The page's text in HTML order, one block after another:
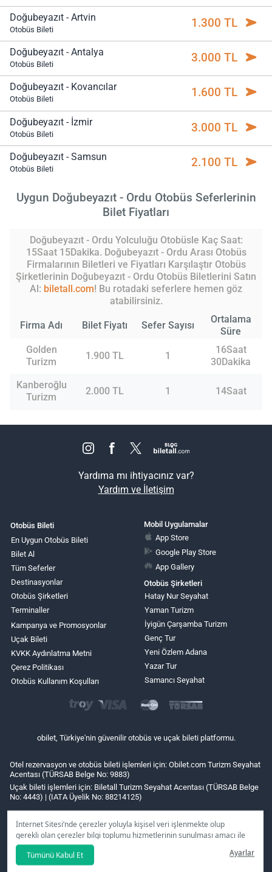
İnternet Sitesi’nde çerezler yoluyla kişisel veri işlenmekte olup
gerekli olan çerezler bilgi toplumu hizmetlerinin sunulması amacı ile
kullanılmaktadır. Tercihleriniz doğrultusunda size özel
kişiselleştirilmiş çerezleri ve özel kampanyaları
seçeneğine
tıklamanız halinde kullanımınıza sunamayacağız.
Tümünü Kabul Et Ayarlar
Doğubeyazıt - Artvin
Otobüs Bileti 1.300 TL
Doğubeyazıt - Antalya
Otobüs Bileti 3.000 TL
Doğubeyazıt - Kovancılar
Otobüs Bileti 1.600 TL
Doğubeyazıt - İzmir
Otobüs Bileti 3.000 TL
Doğubeyazıt - Samsun
Otobüs Bileti 2.100 TL
Uygun Doğubeyazıt - Ordu Otobüs Seferlerinin
Bilet Fiyatları
Doğubeyazıt - Ordu Yolculuğu Otobüsle Kaç Saat:
15Saat 15Dakika. Doğubeyazıt - Ordu Arası Otobüs
Firmalarının Biletleri ve Fiyatları Karşılaştır Otobüs
Şirketlerinin Doğubeyazıt - Ordu Otobüs Biletlerini Satın
Al: biletall.com! Bu rotadaki seferlere hemen göz
atabilirsiniz.
Firma Adı Bilet Fiyatı Sefer Sayısı
Ortalama
Süre
Golden
Turizm
1.900 TL 1
16Saat
30Dakika
Kanberoğlu
Turizm
2.000 TL 1 14Saat
Yardıma mı ihtiyacınız var?
Yardım ve İletişim
Otobüs Bileti
En Uygun Otobüs Bileti
Bilet Al
Tüm Seferler
Destinasyonlar
Otobüs Şirketleri
Terminaller
Kampanya ve Promosyonlar
Uçak Bileti
KVKK Aydınlatma Metni
Çerez Politikası
Otobüs Kullanım Koşulları
Mobil Uygulamalar
App Store
Google Play Store
App Gallery
Otobüs Şirketleri
Hatay Nur Seyahat
Yaman Turizm
İyigün Çarşamba Turizm
Genç Tur
Yeni Özlem Adana
Yazar Tur
Samancı Seyahat
obilet, Türkiye'nin güvenilir otobüs ve uçak bileti platformu.
Otel rezervasyon ve otobüs bileti işlemleri için: Obilet.com Turizm Seyahat
Acentası (TÜRSAB Belge No: 9883)
Uçak bileti işlemleri için: Biletall Turizm Seyahat Acentası (TÜRSAB Belge
No: 4443) | (IATA Üyelik No: 88214125)